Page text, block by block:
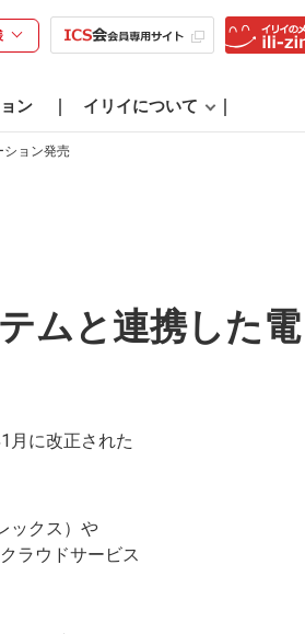
ン イリイについて
ション発売
ムと連携した電
月に改正された
ックス）や
ラウドサービス